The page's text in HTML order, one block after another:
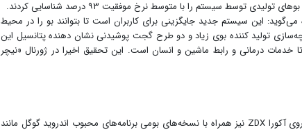
این سیستم جدید جایگزینی برای کاربران است تا بتوانند بو را در محیط
تولید کننده بوی زیاد و دو طرح گجت پوشیدنی نشان دهنده پتانسیل این
درمانی و رابط ماشین و انسان است. این تحقیق اخیرا در ژورنال «نیچر
هوندا اعلام کرده است که علاوه بر خودروی برقی آکورد ۲۰۲۴، خودروی آکورا ZDX نیز همراه با نسخه‌های بومی برنامه‌های محبوب اندروید گوگل مانند